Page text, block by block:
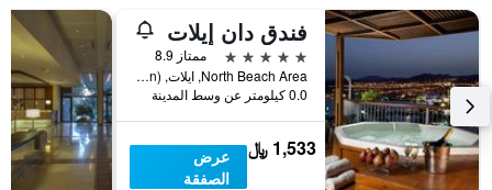
فندق دان إيلات
5 نجوم
ممتاز 8.9
North Beach Area, ايلات, HaDarom (Southern), اسرائيل
0.0 كيلومتر عن وسط المدينة
1,533 ﷼
عرض
الصفقة